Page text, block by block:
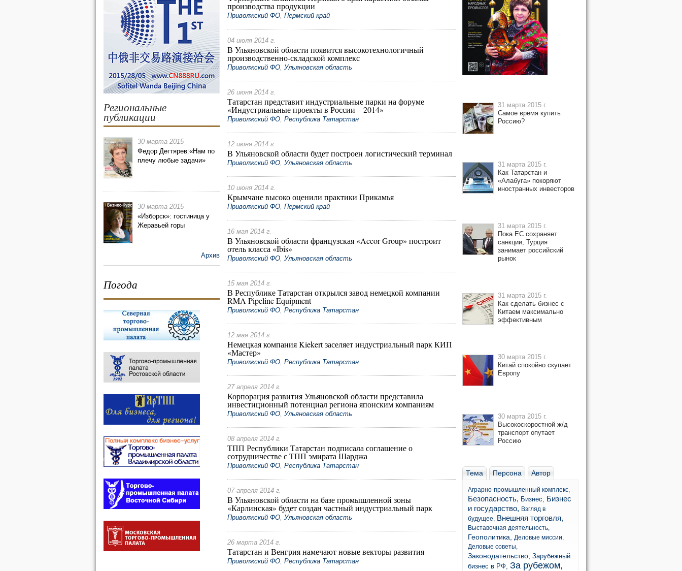
Региональные
публикации
30 марта 2015
Федор Дегтярев:«Нам по
плечу любые задачи»
30 марта 2015
«Изборск»: гостиница у
Жеравьей горы
Архив
Погода
производства продукции
Приволжский ФО, Пермский край
04 июля 2014 г.
В Ульяновской области появится высокотехнологичный
производственно-складской комплекс
Приволжский ФО, Ульяновская область
26 июня 2014 г.
Татарстан представит индустриальные парки на форуме
«Индустриальные проекты в России – 2014»
Приволжский ФО, Республика Татарстан
12 июня 2014 г.
В Ульяновской области будет построен логистический терминал
Приволжский ФО, Ульяновская область
10 июня 2014 г.
Крымчане высоко оценили практики Прикамья
Приволжский ФО, Пермский край
16 мая 2014 г.
В Ульяновской области французская «Accor Group» построит
отель класса «Ibis»
Приволжский ФО, Ульяновская область
15 мая 2014 г.
В Республике Татарстан открылся завод немецкой компании
RMA Pipeline Equipment
Приволжский ФО, Республика Татарстан
12 мая 2014 г.
Немецкая компания Kiekert заселяет индустриальный парк КИП
«Мастер»
Приволжский ФО, Республика Татарстан
27 апреля 2014 г.
Корпорация развития Ульяновской области представила
инвестиционный потенциал региона японским компаниям
Приволжский ФО, Ульяновская область
08 апреля 2014 г.
ТПП Республики Татарстан подписала соглашение о
сотрудничестве с ТПП эмирата Шарджа
Приволжский ФО, Республика Татарстан
07 апреля 2014 г.
В Ульяновской области на базе промышленной зоны
«Карлинская» будет создан частный индустриальный парк
Приволжский ФО, Ульяновская область
26 марта 2014 г.
Татарстан и Венгрия намечают новые векторы развития
Приволжский ФО, Республика Татарстан
31 марта 2015 г.
Самое время купить
Россию?
31 марта 2015 г.
Как Татарстан и
«Алабуга» покоряют
иностранных инвесторов
31 марта 2015 г.
Пока ЕС сохраняет
санкции, Турция
занимает российский
рынок
31 марта 2015 г.
Как сделать бизнес с
Китаем максимально
эффективным
30 марта 2015 г.
Китай спокойно скупает
Европу
30 марта 2015 г.
Высокоскоростной ж/д
транспорт опутает
Россию
Тема Персона Автор
Аграрно-промышленный комплекс,
Безопасность, Бизнес, Бизнес
и государство, Взгляд в
будущее, Внешняя торговля,
Выставочная деятельность,
Геополитика,
Деловые миссии,
Деловые советы,
Законодательство, Зарубежный
бизнес в РФ, За рубежом,